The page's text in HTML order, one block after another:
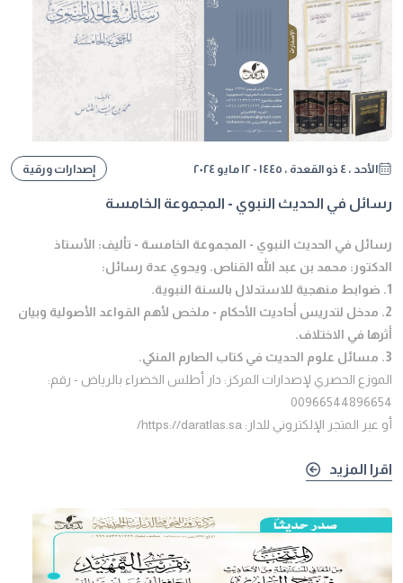
الأحد ، ٤ ذو القعدة ، ١٤٤٥ - ١٢ مايو ٢٠٢٤ إصدارات ورقية
رسائل في الحديث النبوي - المجموعة الخامسة
رسائل في الحديث النبوي - المجموعة الخامسة - تأليف: الأستاذ
الدكتور: محمد بن عبد الله القناص. ويحوي عدة رسائل:
1. ضوابط منهجية للاستدلال بالسنة النبوية.
2. مدخل لتدريس أحاديث الأحكام - ملخص لأهم القواعد الأصولية وبيان
أثرها في الاختلاف.
3. مسائل علوم الحديث في كتاب الصارم المنكي.
الموزع الحصري لإصدارات المركز: دار أطلس الخضراء بالرياض - رقم:
00966544896654
أو عبر المتجر الإلكتروني للدار: https://daratlas.sa/
اقرا المزيد